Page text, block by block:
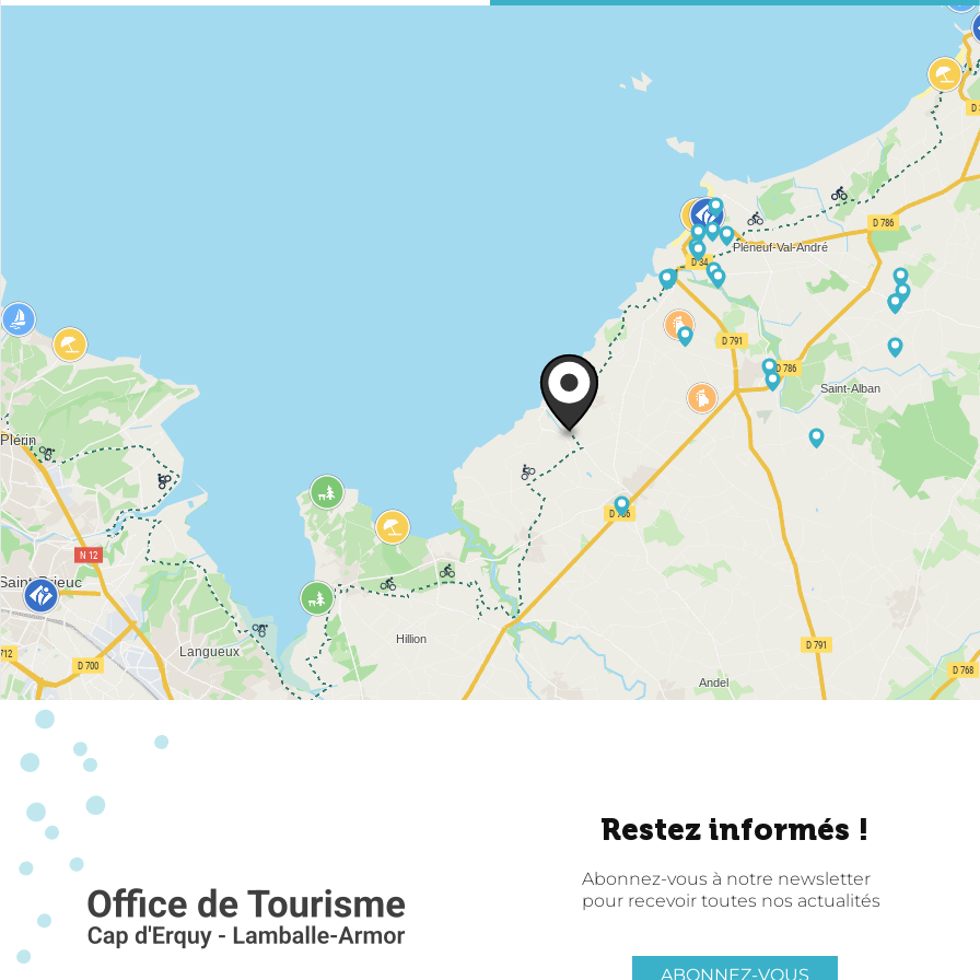
Restez informés !
Abonnez-vous à notre newsletter
pour recevoir toutes nos actualités
ABONNEZ-VOUS